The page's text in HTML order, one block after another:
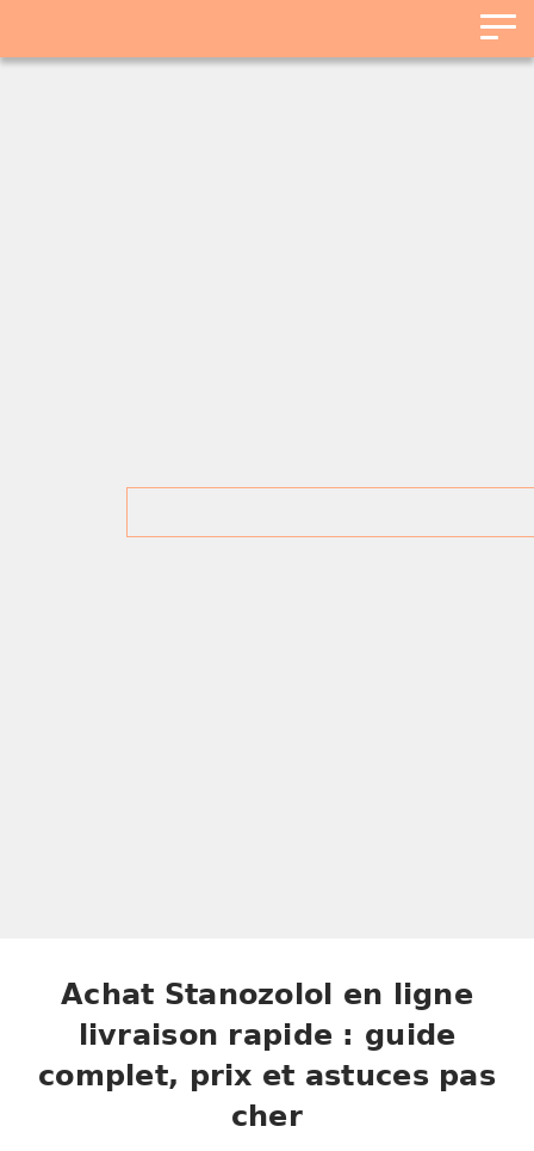
Achat Stanozolol en ligne
livraison rapide : guide
complet, prix et astuces pas
cher